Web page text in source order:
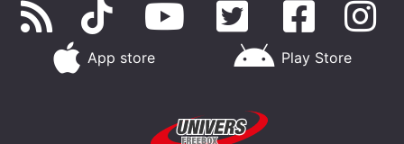
App store Play Store